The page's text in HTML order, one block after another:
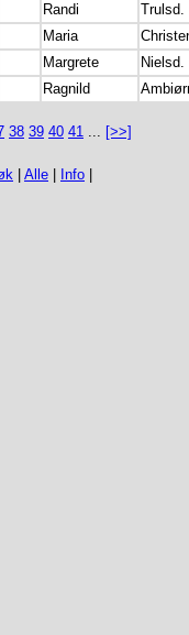
Randi
Trulsd.
Maria
Margrete
Nielsd.
Ragnild
38 39 40 41 ... [>>]
Alle Info